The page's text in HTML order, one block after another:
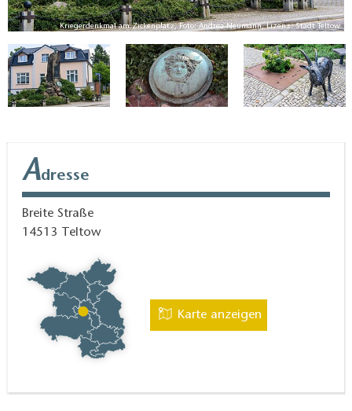
Athene, Tochter des Zeus. Es stand für den
geordneten Kampf zur Verteidigung der Heimat.
Hinter dem Schild kreuzten ursprünglich noch ein
Schwert und eine Lanze. Diese fielen jedoch den
Kriegswehen zum Opfer.
Kriegerdenkmal am Zickenplatz, Foto: Andrea Neumann, Lizenz: Stadt Teltow
Adresse
Breite Straße
14513
Teltow
Karte anzeigen